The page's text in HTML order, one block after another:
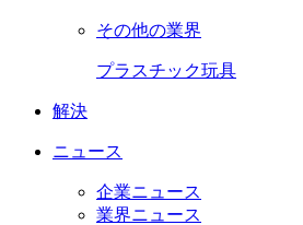
その他の業界
プラスチック玩具
解決
ニュース
企業ニュース
業界ニュース